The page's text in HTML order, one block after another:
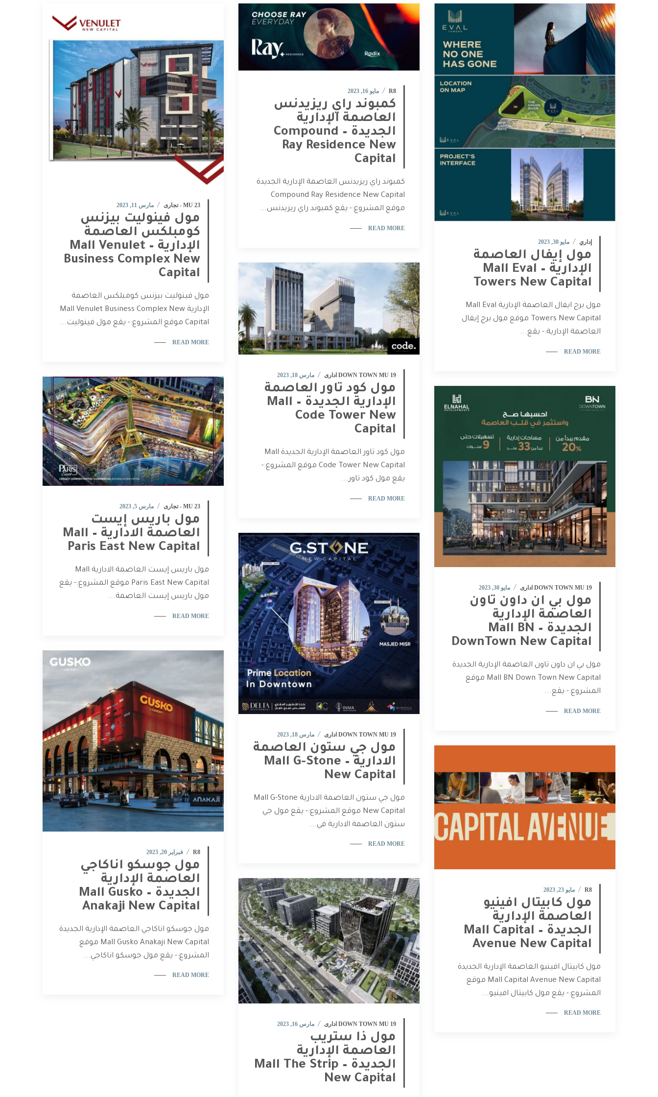
إداري مايو 30, 2023
مول إيفال العاصمة
الإدارية – Mall Eval
Towers New Capital
مول برج ايفال العاصمة الإدارية Mall Eval
Towers New Capital موقع مول برج إيفال
العاصمة الإدارية:- يقع...
READ MORE
DOWN TOWN MU 19 ادارى مايو 30, 2023
مول بي ان داون تاون
العاصمة الإدارية
الجديدة – Mall BN
DownTown New Capital
مول بي ان داون تاون العاصمة الإدارية الجديدة
Mall BN Down Town New Capital موقع
المشروع:- يقع...
READ MORE
R8 مايو 23, 2023
مول كابيتال افينيو
العاصمة الإدارية
الجديدة – Mall Capital
Avenue New Capital
مول كابيتال افينيو العاصمة الإدارية الجديدة
Mall Capital Avenue New Capital موقع
المشروع:- يقع مول كابيتال افينيو...
READ MORE
R8 مايو 16, 2023
كمبوند راي ريزيدنس
العاصمة الإدارية
الجديدة – Compound
Ray Residence New
Capital
كمبوند راي ريزيدنس العاصمة الإدارية الجديدة
Compound Ray Residence New Capital
موقع المشروع:- يقع كمبوند راي ريزيدنس...
READ MORE
DOWN TOWN MU 19 ادارى مارس 18, 2023
مول كود تاور العاصمة
الإدارية الجديدة – Mall
Code Tower New
Capital
مول كود تاور العاصمة الإدارية الجديدة Mall
Code Tower New Capital موقع المشروع:-
يقع مول كود تاور...
READ MORE
DOWN TOWN MU 19 ادارى مارس 18, 2023
مول جي ستون العاصمة
الادارية – Mall G-Stone
New Capital
مول جي ستون العاصمة الادارية Mall G-Stone
New Capital موقع المشروع:- يقع مول جي
ستون العاصمة الادارية في...
READ MORE
DOWN TOWN MU 19 ادارى مارس 16, 2023
مول ذا ستريب
العاصمة الإدارية
الجديدة – Mall The Strip
New Capital
MU 23​ - تجارى مارس 11, 2023
مول فينوليت بيزنس
كومبلكس العاصمة
الإدارية – Mall Venulet
Business Complex New
Capital
مول فينوليت بيزنس كومبلكس العاصمة
الإدارية Mall Venulet Business Complex New
Capital موقع المشروع:- يقع مول فينوليت...
READ MORE
MU 23​ - تجارى مارس 5, 2023
مول باريس إيست
العاصمة الادارية – Mall
Paris East New Capital
مول باريس إيست العاصمة الادارية Mall
Paris East New Capital موقع المشروع:- يقع
مول باريس إيست العاصمة...
READ MORE
R8 فبراير 20, 2023
مول جوسكو اناكاجي
العاصمة الإدارية
الجديدة – Mall Gusko
Anakaji New Capital
مول جوسكو اناكاجي العاصمة الإدارية الجديدة
Mall Gusko Anakaji New Capital موقع
المشروع:- يقع مول جوسكو اناكاجي...
READ MORE